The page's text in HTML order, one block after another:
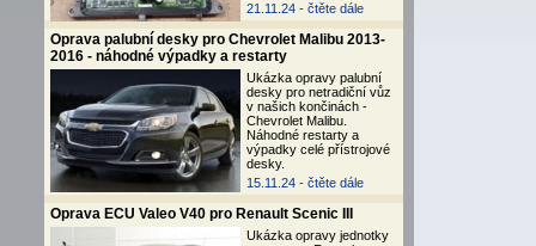
21.11.24 - čtěte dále
Oprava palubní desky pro Chevrolet Malibu 2013-
2016 - náhodné výpadky a restarty
Ukázka opravy palubní
desky pro netradiční vůz
v našich končinách -
Chevrolet Malibu.
Náhodné restarty a
výpadky celé přístrojové
desky.
15.11.24 - čtěte dále
Oprava ECU Valeo V40 pro Renault Scenic III
Ukázka opravy jednotky